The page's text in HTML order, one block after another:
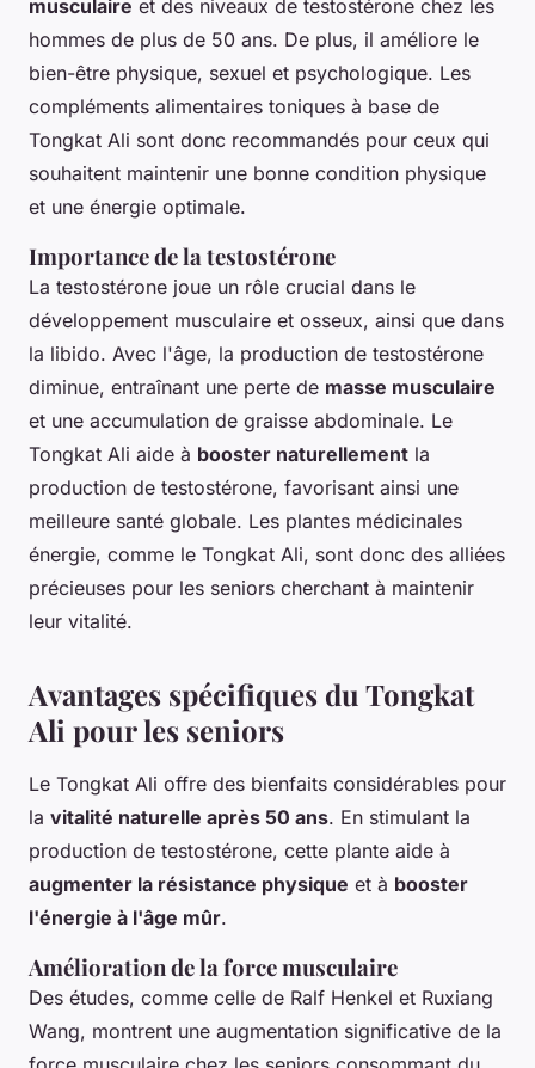
musculaire et des niveaux de testostérone chez les
hommes de plus de 50 ans. De plus, il améliore le
bien-être physique, sexuel et psychologique. Les
compléments alimentaires toniques à base de
Tongkat Ali sont donc recommandés pour ceux qui
souhaitent maintenir une bonne condition physique
et une énergie optimale.
Importance de la testostérone
La testostérone joue un rôle crucial dans le
développement musculaire et osseux, ainsi que dans
la libido. Avec l'âge, la production de testostérone
diminue, entraînant une perte de masse musculaire
et une accumulation de graisse abdominale. Le
Tongkat Ali aide à booster naturellement la
production de testostérone, favorisant ainsi une
meilleure santé globale. Les plantes médicinales
énergie, comme le Tongkat Ali, sont donc des alliées
précieuses pour les seniors cherchant à maintenir
leur vitalité.
Avantages spécifiques du Tongkat
Ali pour les seniors
Le Tongkat Ali offre des bienfaits considérables pour
la vitalité naturelle après 50 ans. En stimulant la
production de testostérone, cette plante aide à
augmenter la résistance physique et à booster
l'énergie à l'âge mûr.
Amélioration de la force musculaire
Des études, comme celle de Ralf Henkel et Ruxiang
Wang, montrent une augmentation significative de la